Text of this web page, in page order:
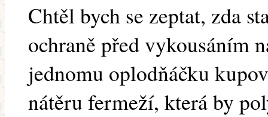
Chtěl bych se zeptat, zda
ochraně před vykousáním
jednomu oplodňáčku
nátěru fermeží, která by